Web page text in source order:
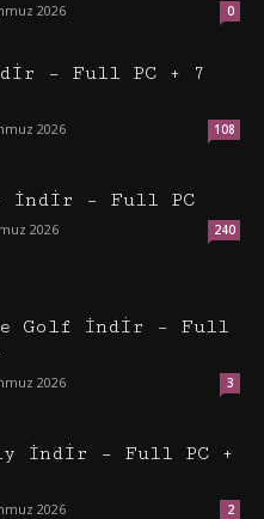
2026 0
– Full PC + 7
2026 108
İndir – Full PC
2026 240
Golf İndir – Full
2026 3
İndir – Full PC +
2026 2